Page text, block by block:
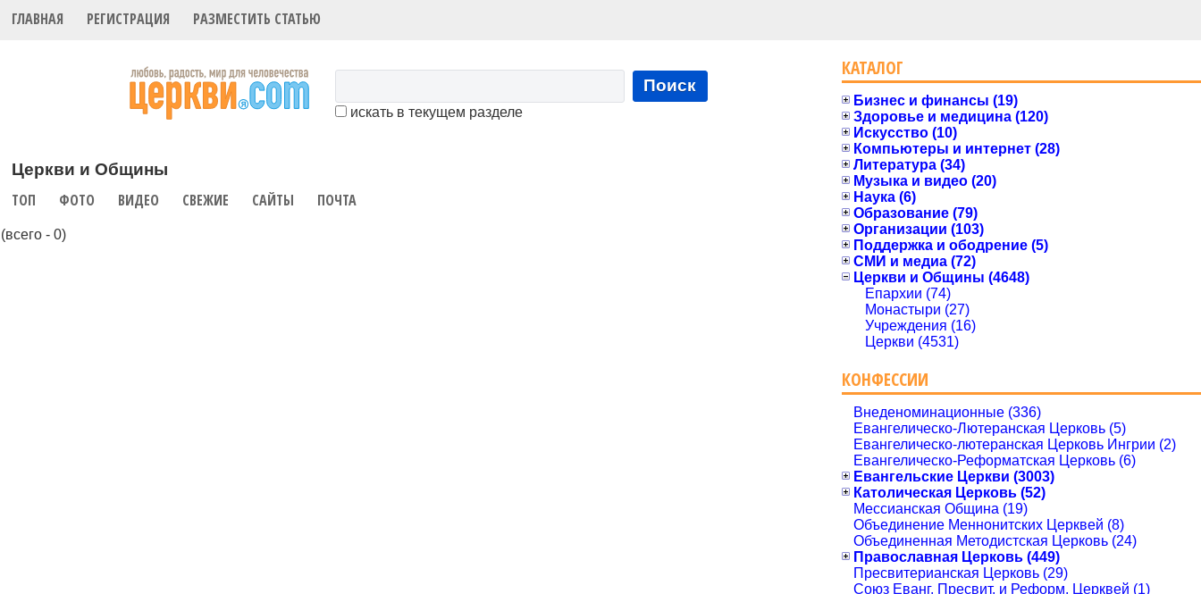
ГЛАВНАЯ РЕГИСТРАЦИЯ РАЗМЕСТИТЬ СТАТЬЮ
Поиск
искать в текущем разделе
Церкви и Общины
ТОП ФОТО ВИДЕО СВЕЖИЕ САЙТЫ ПОЧТА
(всего - 0)
КАТАЛОГ
Бизнес и финансы (19)
Здоровье и медицина (120)
Искусство (10)
Компьютеры и интернет (28)
Литература (34)
Музыка и видео (20)
Наука (6)
Образование (79)
Организации (103)
Поддержка и ободрение (5)
СМИ и медиа (72)
Церкви и Общины (4648)
Епархии (74)
Монастыри (27)
Учреждения (16)
Церкви (4531)
КОНФЕССИИ
Внеденоминационные (336)
Евангелическо-Лютеранская Церковь (5)
Евангелическо-лютеранская Церковь Ингрии (2)
Евангелическо-Реформатская Церковь (6)
Евангельские Церкви (3003)
Католическая Церковь (52)
Мессианская Община (19)
Объединение Меннонитских Церквей (8)
Объединенная Методистская Церковь (24)
Православная Церковь (449)
Пресвитерианская Церковь (29)
Союз Еванг. Пресвит. и Реформ. Церквей (1)